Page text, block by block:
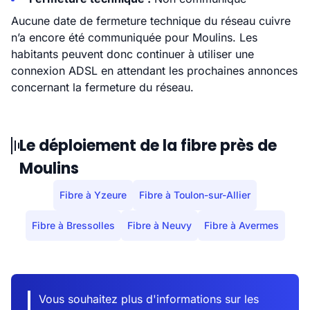
Aucune date de fermeture technique du réseau cuivre
n’a encore été communiquée pour Moulins. Les
habitants peuvent donc continuer à utiliser une
connexion ADSL en attendant les prochaines annonces
concernant la fermeture du réseau.
Le déploiement de la fibre près de
Moulins
Fibre à Yzeure Fibre à Toulon-sur-Allier
Fibre à Bressolles Fibre à Neuvy Fibre à Avermes
Vous souhaitez plus d'informations sur les